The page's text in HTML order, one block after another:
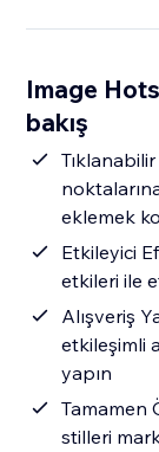
Image
bakış
eklemek
Etkileyici
etkileri ile
Alışveriş
etkileşimli
yapın
Tamamen
stilleri